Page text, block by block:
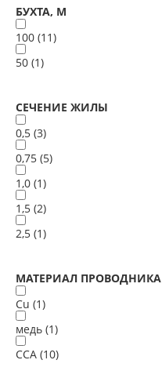
БУХТА, М
100 (11)
50 (1)
СЕЧЕНИЕ ЖИЛЫ
0,5 (3)
0,75 (5)
1,0 (1)
1,5 (2)
2,5 (1)
МАТЕРИАЛ ПРОВОДНИКА
Cu (1)
медь (1)
ССА (10)